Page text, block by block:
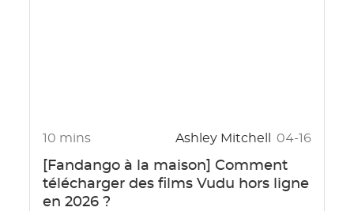
10 mins Ashley Mitchell 04-16
[Fandango à la maison] Comment
télécharger des films Vudu hors ligne
en 2026 ?